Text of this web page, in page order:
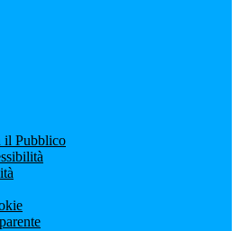
il Pubblico